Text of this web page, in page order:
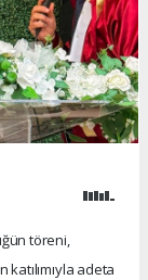
töreni,
adeta